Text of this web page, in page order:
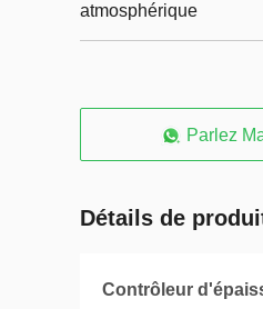
atmosphérique
Parlez
Détails de
Contrôleur